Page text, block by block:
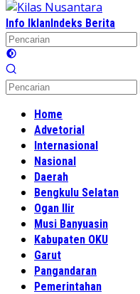
Info IklanIndeks Berita
Home
Advetorial
Internasional
Nasional
Daerah
Bengkulu Selatan
Ogan Ilir
Musi Banyuasin
Kabupaten OKU
Garut
Pangandaran
Pemerintahan